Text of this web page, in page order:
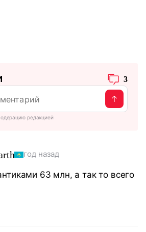
3
редакцией
год назад
63 млн, а так то всего